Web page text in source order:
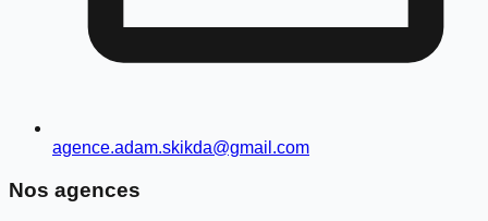
agence.adam.skikda@gmail.com
Nos agences